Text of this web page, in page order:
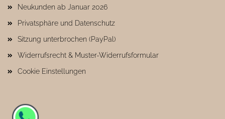
Neukunden ab Januar 2026
Privatsphäre und Datenschutz
Sitzung unterbrochen (PayPal)
Widerrufsrecht & Muster-Widerrufsformular
Cookie Einstellungen